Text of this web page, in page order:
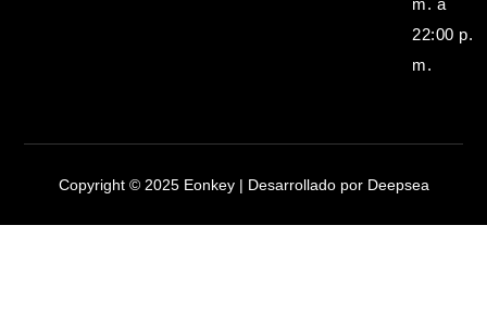
m. a
22:00 p.
m.
Copyright © 2025 Eonkey | Desarrollado por Deepsea